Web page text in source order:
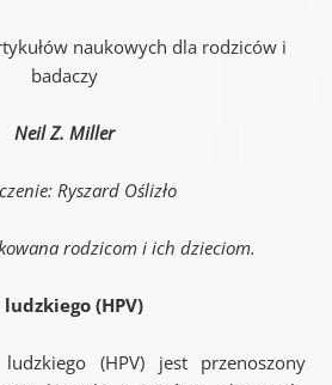
naukowych dla rodziców i
badaczy
Neil Z. Miller
Ryszard Oślizło
rodzicom i ich dzieciom.
(HPV)
(HPV) jest przenoszony